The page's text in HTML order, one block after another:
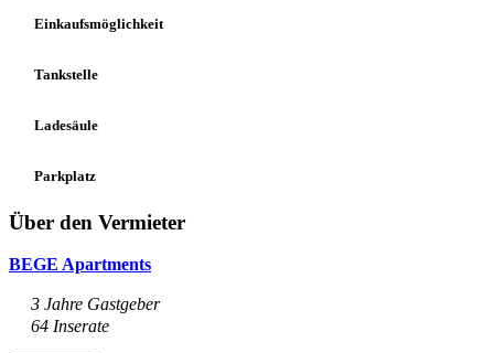
Einkaufsmöglichkeit
Tankstelle
Ladesäule
Parkplatz
Über den Vermieter
BEGE Apartments
3 Jahre Gastgeber
64 Inserate